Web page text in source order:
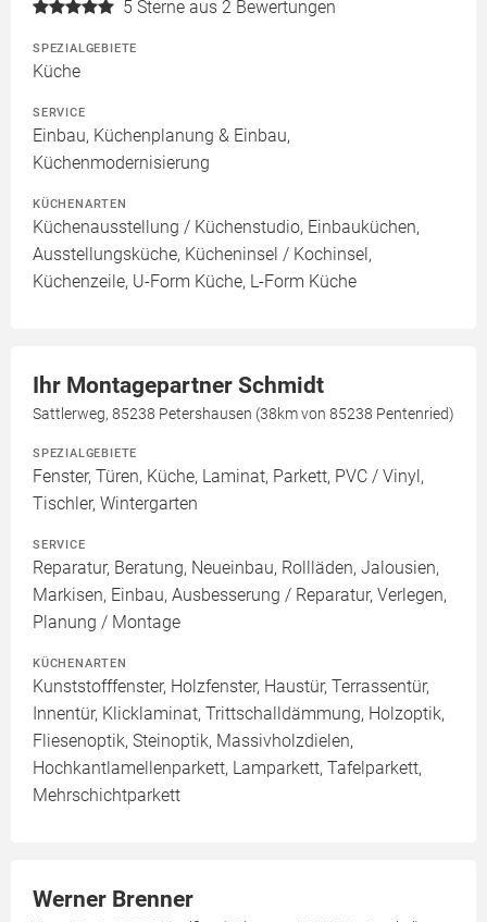
5 Sterne aus 2 Bewertungen
SPEZIALGEBIETE
Küche
SERVICE
Einbau, Küchenplanung & Einbau,
Küchenmodernisierung
KÜCHENARTEN
Küchenausstellung / Küchenstudio, Einbauküchen,
Ausstellungsküche, Kücheninsel / Kochinsel,
Küchenzeile, U-Form Küche, L-Form Küche
Ihr Montagepartner Schmidt
Sattlerweg, 85238 Petershausen (38km von 85238 Pentenried)
SPEZIALGEBIETE
Fenster, Türen, Küche, Laminat, Parkett, PVC / Vinyl,
Tischler, Wintergarten
SERVICE
Reparatur, Beratung, Neueinbau, Rollläden, Jalousien,
Markisen, Einbau, Ausbesserung / Reparatur, Verlegen,
Planung / Montage
KÜCHENARTEN
Kunststofffenster, Holzfenster, Haustür, Terrassentür,
Innentür, Klicklaminat, Trittschalldämmung, Holzoptik,
Fliesenoptik, Steinoptik, Massivholzdielen,
Hochkantlamellenparkett, Lamparkett, Tafelparkett,
Mehrschichtparkett
Werner Brenner